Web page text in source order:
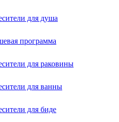
для душа
программа
для раковины
для ванны
для биде